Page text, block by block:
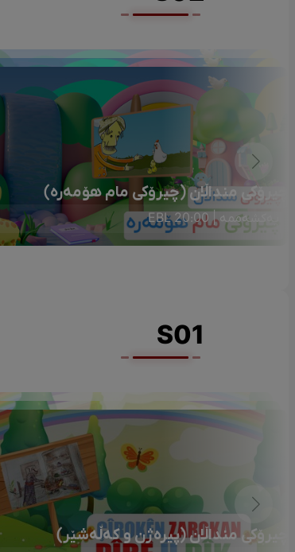
چیرۆکی منداڵان (چیرۆکی مام هۆمەرە)
یەکشەممە | 20:00 EBL
S01
چیرۆکی منداڵان (پیرەژن و کەڵەشێر)